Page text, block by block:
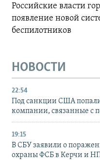
Российские власти
появление новой
беспилотников
НОВОСТИ
22:54
Под санкции США
компании, связанные с
19:15
В СБУ заявили о
охраны ФСБ в Керчи и